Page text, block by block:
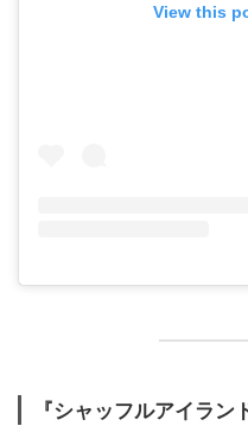
View this
『シャッフルアイラ